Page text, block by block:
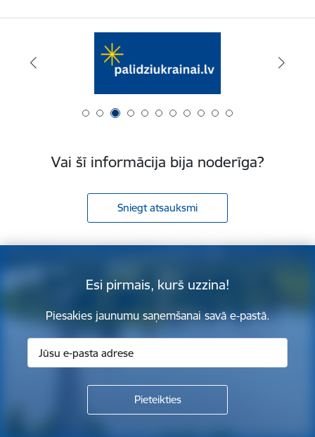
Vai šī informācija bija noderīga?
Sniegt atsauksmi
Esi pirmais, kurš uzzina!
Piesakies jaunumu saņemšanai savā e-pastā.